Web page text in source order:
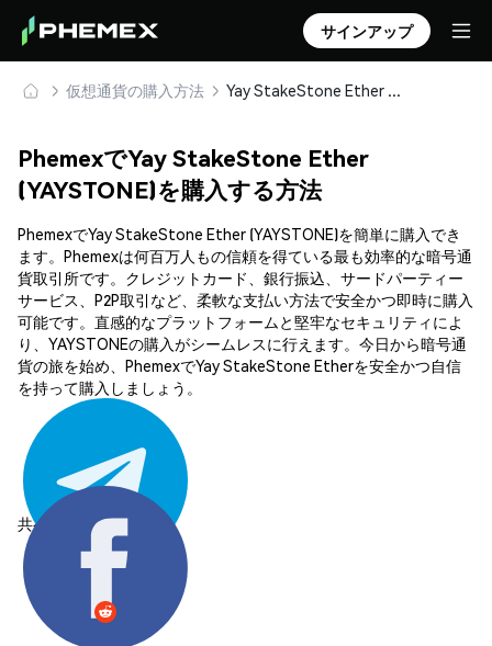
サインアップ
仮想通貨の購入方法 Yay StakeStone Ether (YAYSTONE) を安全に購入・保管
PhemexでYay StakeStone Ether
(YAYSTONE)を購入する方法
PhemexでYay StakeStone Ether (YAYSTONE)を簡単に購入でき
ます。Phemexは何百万人もの信頼を得ている最も効率的な暗号通
貨取引所です。クレジットカード、銀行振込、サードパーティー
サービス、P2P取引など、柔軟な支払い方法で安全かつ即時に購入
可能です。直感的なプラットフォームと堅牢なセキュリティによ
り、YAYSTONEの購入がシームレスに行えます。今日から暗号通
貨の旅を始め、PhemexでYay StakeStone Etherを安全かつ自信
を持って購入しましょう。
共有する: